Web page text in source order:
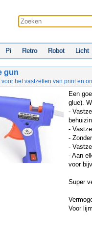
Pi Retro Robot Licht
gun
voor het vastzetten van print en
Een
glue).
-
-
-
-
- Aan
voor
Super
Voor